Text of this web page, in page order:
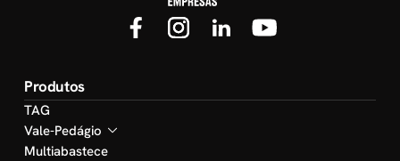
Produtos
TAG
Vale-Pedágio
Multiabastece